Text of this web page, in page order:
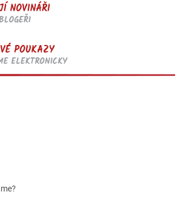
NOVINÁŘI
POUKAZY
ELEKTRONICKY